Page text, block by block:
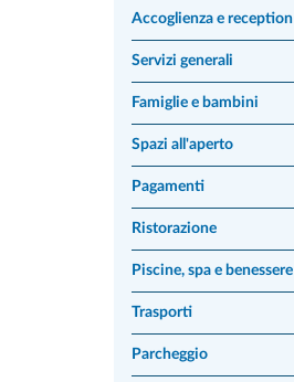
Accoglienza e reception
Servizi generali
Famiglie e bambini
Spazi all'aperto
Pagamenti
Ristorazione
Piscine, spa e benessere
Trasporti
Parcheggio